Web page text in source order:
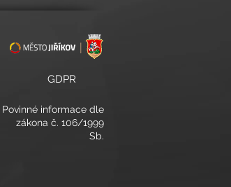
GDPR
Povinné informace dle
zákona č. 106/1999
Sb.